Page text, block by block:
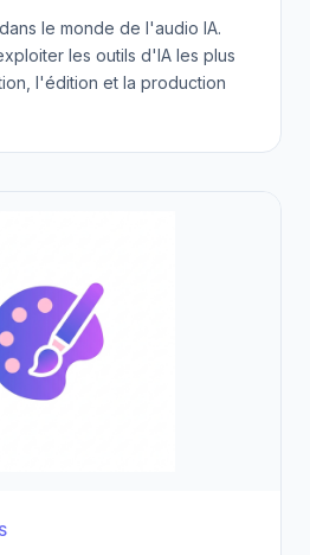
le monde de l'audio IA.
les outils d'IA les plus
l'édition et la production